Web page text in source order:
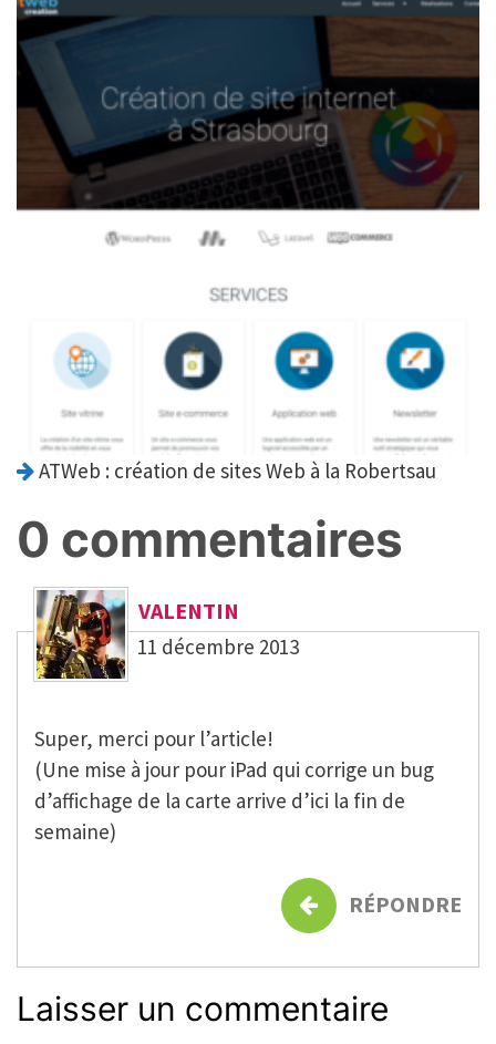
ATWeb : création de sites Web à la Robertsau
0 commentaires
VALENTIN
11 décembre 2013
Super, merci pour l’article!
(Une mise à jour pour iPad qui corrige un bug
d’affichage de la carte arrive d’ici la fin de
semaine)
RÉPONDRE
Laisser un commentaire